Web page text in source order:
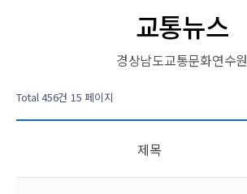
교통뉴스
경상남도교통문화연수원
Total 456건 15 페이지
제목